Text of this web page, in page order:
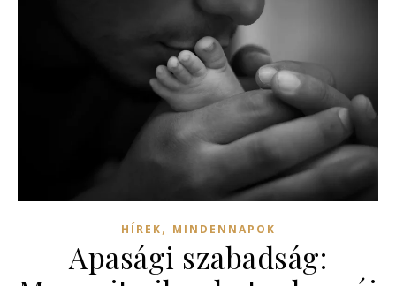
HÍREK, MINDENNAPOK
Apasági szabadság: